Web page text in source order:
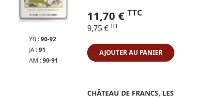
YB :90-92
JA :91
AM :90-91
11,70 € TTC
9,75 € HT
AJOUTER AU PANIER
CHÂTEAU DE FRANCS, LES